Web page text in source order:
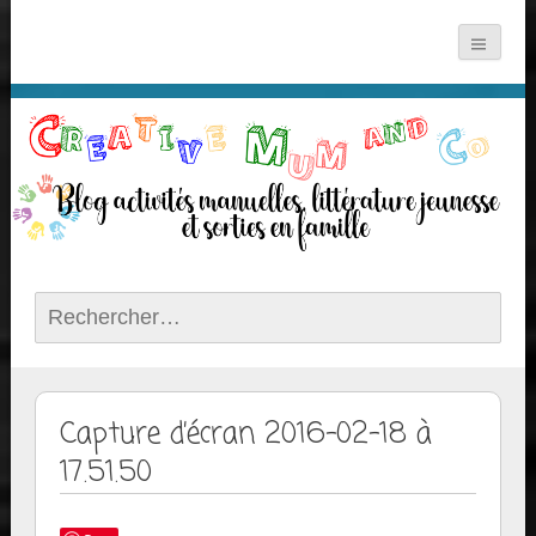
Rechercher :
Capture d’écran 2016-02-18 à
17.51.50